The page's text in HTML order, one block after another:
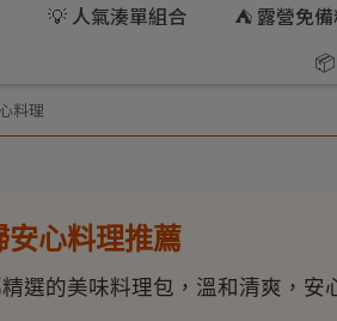
💡 人氣湊單組合 ⛺ 露營免
料理
安心料理推薦
選的美味料理包，溫和清爽，安